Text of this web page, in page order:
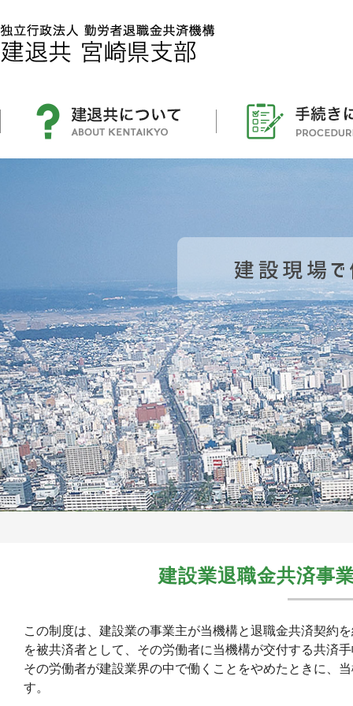
建設業退職金共済事
この制度は、建設業の事業主が当機構と退職金共済契約
を被共済者として、その労働者に当機構が交付する共済
その労働者が建設業界の中で働くことをやめたときに、
す。